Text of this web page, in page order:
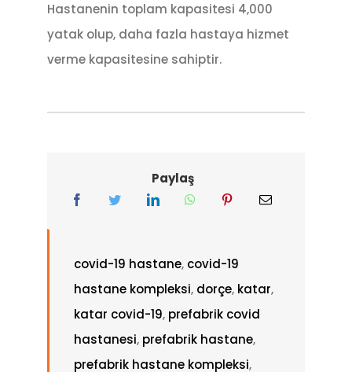
Hastanenin toplam kapasitesi 4,000
yatak olup, daha fazla hastaya hizmet
verme kapasitesine sahiptir.
Paylaş
covid-19 hastane, covid-19
hastane kompleksi, dorçe, katar,
katar covid-19, prefabrik covid
hastanesi, prefabrik hastane,
prefabrik hastane kompleksi,